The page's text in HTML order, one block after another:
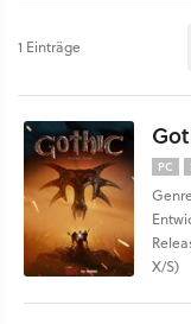
1 Einträge
PC
X/S)